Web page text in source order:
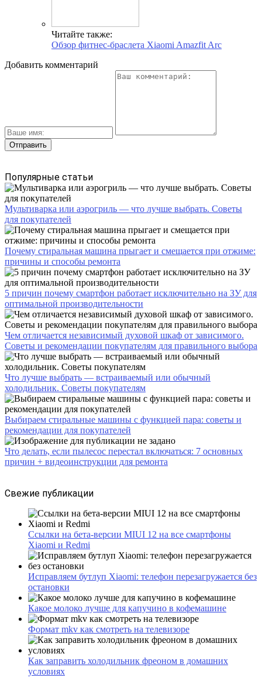
Читайте также:
Обзор фитнес-браслета Xiaomi Amazfit Arc
Добавить комментарий
Популярные статьи
Мультиварка или аэрогриль — что лучше выбрать. Советы
для покупателей
Почему стиральная машина прыгает и смещается при отжиме:
причины и способы ремонта
5 причин почему смартфон работает исключительно на ЗУ для
оптимальной производительности
Чем отличается независимый духовой шкаф от зависимого.
Советы и рекомендации покупателям для правильного выбора
Что лучше выбрать — встраиваемый или обычный
холодильник. Советы покупателям
Выбираем стиральные машины с функцией пара: советы и
рекомендации для покупателей
Что делать, если пылесос перестал включаться: 7 основных
причин + видеоинструкции для ремонта
Свежие публикации
Ссылки на бета-версии MIUI 12 на все смартфоны
Xiaomi и Redmi
Исправляем бутлуп Xiaomi: телефон перезагружается без
остановки
Какое молоко лучше для капучино в кофемашине
Формат mkv как смотреть на телевизоре
Как заправить холодильник фреоном в домашних
условиях